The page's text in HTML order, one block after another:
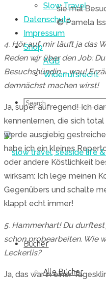
Slow Travel
Datenschutz
Impressum
Shop
AGB
Widerrufsrecht
Search
Search
for:
Skip
to
content
Bücher
Alle Bücher
sie mal
© Pamela
4. Hör auf, mir läuft ja das
Reden wir über den Job:
Besuchshündin – wau!
demnächst machen wirst!
Ja, super aufregend! Ich
kennenlernen, die sich
werde ausgiebig
habe ich ein kleines
oder andere Köstlichkeit
wirksam: Ich lege meinen
Gegenübers und schalte
klappt echt immer!
5. Hammerhart! Du
schon probearbeiten. Wie
Leckerlis?
Ja, das war in einer